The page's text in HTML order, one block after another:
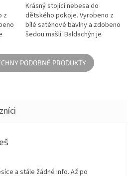
z
Krásný stojící nebesa do
dětského pokoje. Vyrobeno z
bílé saténové bavlny a zdobeno
šedou mašlí. Baldachýn je
bude dětská postýlka útulnější
a...
PODOBNÉ PRODUKTY
je 1 z 5 hvězdiček.
a stále žádné info. Až po